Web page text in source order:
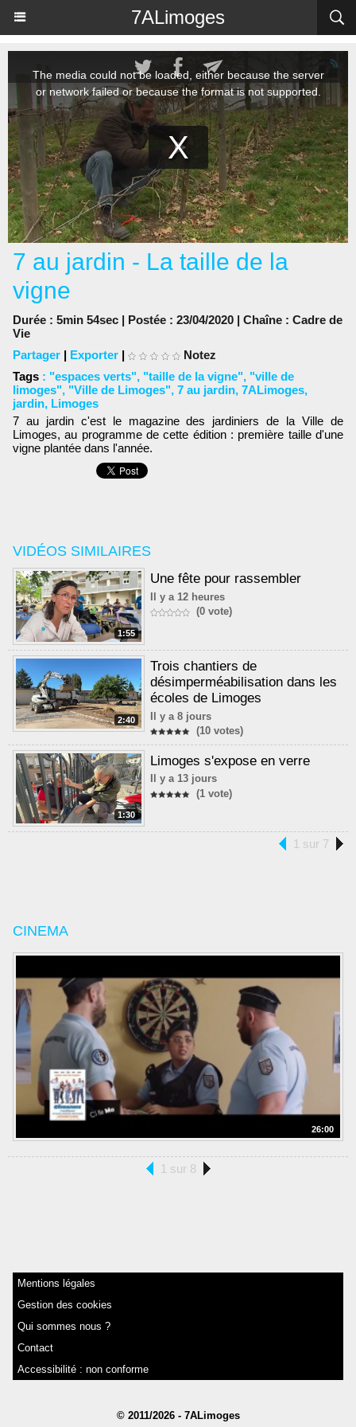
7ALimoges
VIDÉOS SIMILAIRES
1:55
Une fête pour rassembler
Il y a 12 heures
(0 vote)
2:40
Trois chantiers de
désimperméabilisation dans les
écoles de Limoges
Il y a 8 jours
(10 votes)
1:30
Limoges s'expose en verre
Il y a 13 jours
(1 vote)
1 sur 7
CINEMA
26:00
1 sur 8
7 au jardin - La taille de la
vigne
Durée : 5min 54sec | Postée : 23/04/2020 | Chaîne : Cadre de
Vie
Partager | Exporter |
Notez
Tags : "espaces verts", "taille de la vigne", "ville de
limoges", "Ville de Limoges", 7 au jardin, 7ALimoges,
jardin, Limoges
7 au jardin c'est le magazine des jardiniers de la Ville de
Limoges, au programme de cette édition : première taille d'une
vigne plantée dans l'année.
Mentions légales
Gestion des cookies
Qui sommes nous ?
Contact
Accessibilité : non conforme
© 2011/2026 - 7ALimoges